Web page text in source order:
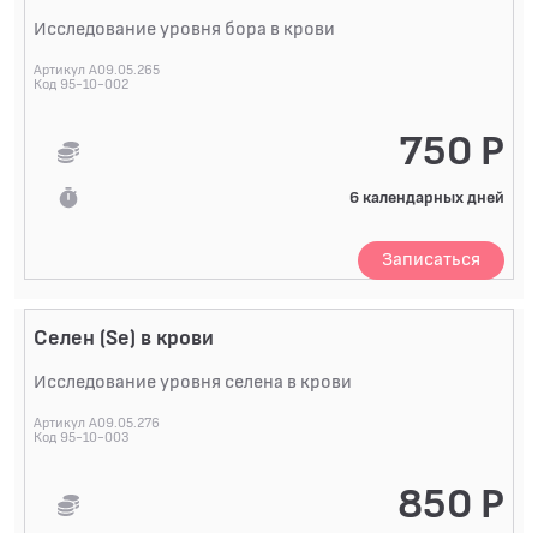
Исследование уровня бора в крови
Артикул A09.05.265
Код 95-10-002
750 Р
6 календарных дней
Записаться
Селен (Se) в крови
Исследование уровня селена в крови
Артикул A09.05.276
Код 95-10-003
850 Р